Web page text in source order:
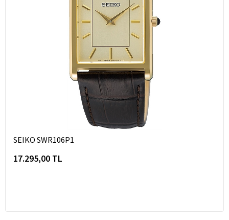
SEIKO SWR106P1
17.295,00 TL